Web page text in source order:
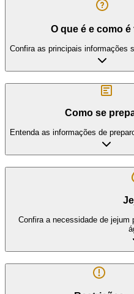
O que é e como é
Confira as principais informações
Como se
Entenda as informações de
Confira a necessidade de